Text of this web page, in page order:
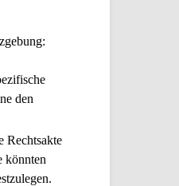
den
Rechtsakte
könnten